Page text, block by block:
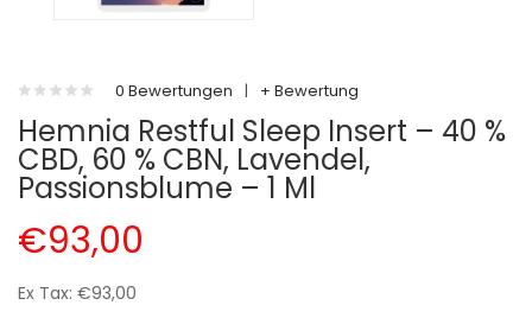
0 Bewertungen | + Bewertung
Hemnia Restful Sleep Insert – 40 %
CBD, 60 % CBN, Lavendel,
Passionsblume – 1 Ml
€93,00
Ex Tax: €93,00